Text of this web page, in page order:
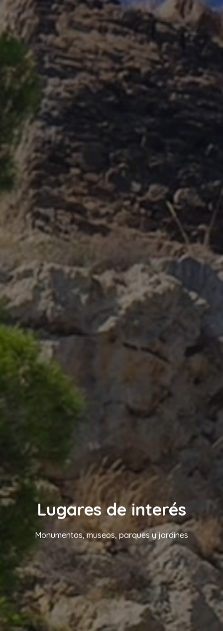
Lugares de interés
Monumentos, museos, parques y jardines